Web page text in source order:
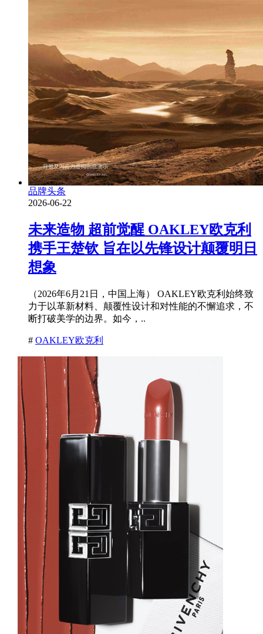
品牌头条
2026-06-22
未来造物 超前觉醒 OAKLEY欧克利
携手王楚钦 旨在以先锋设计颠覆明日
想象
（2026年6月21日，中国上海） OAKLEY欧克利始终致
力于以革新材料、颠覆性设计和对性能的不懈追求，不
断打破美学的边界。如今，..
# OAKLEY欧克利